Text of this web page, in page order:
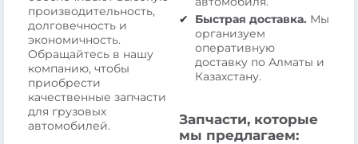
производительность,
долговечность и
экономичность.
Обращайтесь в нашу
компанию, чтобы
приобрести
качественные запчасти
для грузовых
автомобилей.
Быстрая доставка. Мы
организуем
оперативную
доставку по Алматы и
Казахстану.
Запчасти, которые
мы предлагаем: